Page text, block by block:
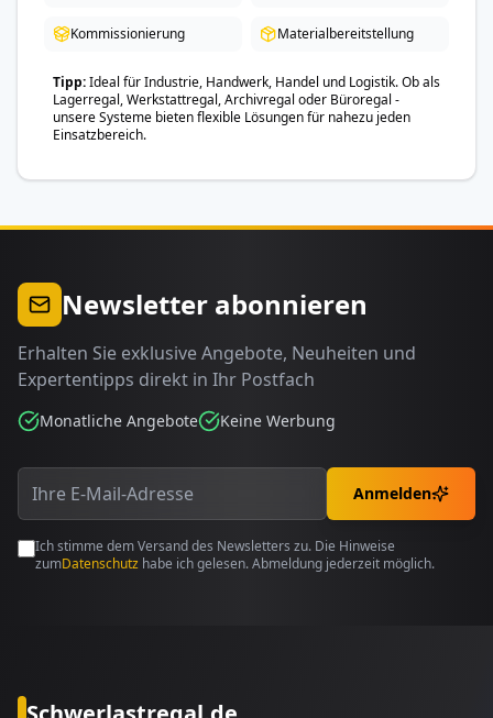
Kommissionierung Materialbereitstellung
Tipp Ideal für Industrie, Handwerk, Handel und Logistik. Ob als
Lagerregal, Werkstattregal, Archivregal oder Büroregal -
unsere Systeme bieten flexible Lösungen für nahezu jeden
Einsatzbereich.
Newsletter abonnieren
Erhalten Sie exklusive Angebote, Neuheiten und
Expertentipps direkt in Ihr Postfach
Monatliche Angebote Keine Werbung
Anmelden
Ich stimme dem Versand des Newsletters zu. Die Hinweise
zumDatenschutz habe ich gelesen. Abmeldung jederzeit möglich.